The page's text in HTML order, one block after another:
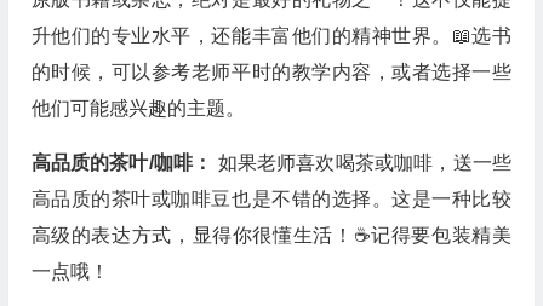
升他们的专业水平，还能丰富他们的精神世界。📖选书
的时候，可以参考老师平时的教学内容，或者选择一些
他们可能感兴趣的主题。
高品质的茶叶/咖啡： 如果老师喜欢喝茶或咖啡，送一些
高品质的茶叶或咖啡豆也是不错的选择。这是一种比较
高级的表达方式，显得你很懂生活！☕记得要包装精美
一点哦！